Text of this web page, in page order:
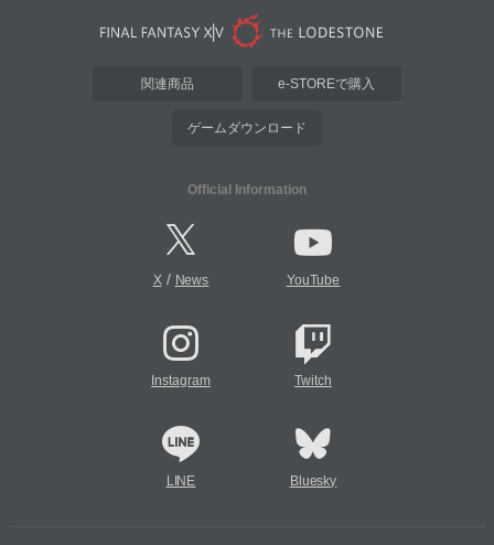
関連商品 e-STOREで購入
ゲームダウンロード
Official Information
X/ News YouTube
Instagram Twitch
LINE Bluesky